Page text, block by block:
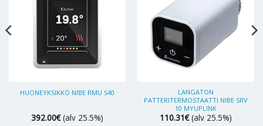
HUONEYKSIKKÖ NIBE RMU S40
392.00€ (alv 25.5%)
LANGATON
PATTERITERMOSTAATTI NIBE SRV
10 MYUPLINK
110.31€ (alv 25.5%)